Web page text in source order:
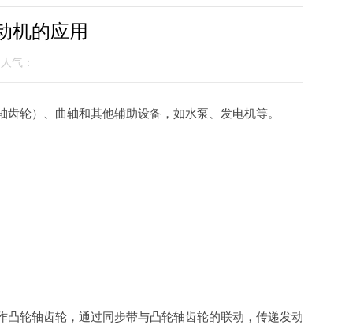
机的应用
气：
轮）、曲轴和其他辅助设备，如水泵、发电机等。
轮轴齿轮，通过同步带与凸轮轴齿轮的联动，传递发动